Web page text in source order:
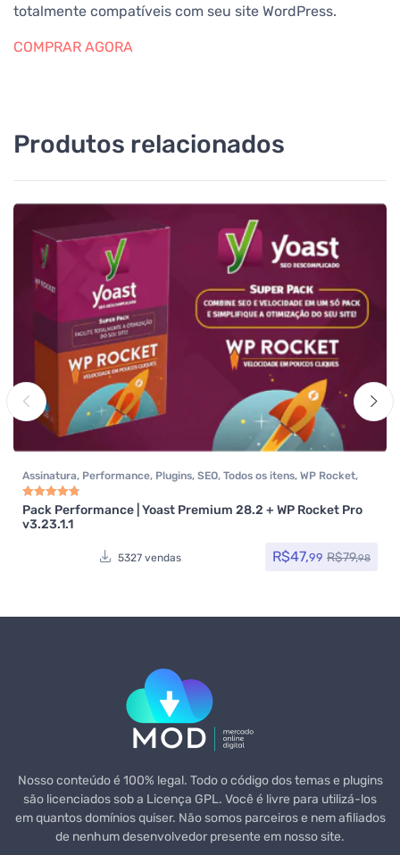
totalmente compatíveis com seu site WordPress.
COMPRAR AGORA
Produtos relacionados
Assinatura, Performance, Plugins, SEO, Todos os itens, WP Rocket,
Yoast SEO
Avaliação4.85
Pack Performance | Yoast Premium 28.2 + WP Rocket Pro
v3.23.1.1
5327 vendas R$47,99 R$79,98
Nosso conteúdo é 100% legal. Todo o código dos temas e plugins
são licenciados sob a Licença GPL. Você é livre para utilizá-los
em quantos domínios quiser. Não somos parceiros e nem afiliados
de nenhum desenvolvedor presente em nosso site.